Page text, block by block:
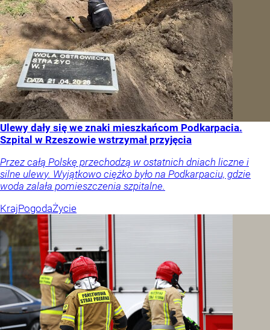
Ulewy dały się we znaki mieszkańcom Podkarpacia.
Szpital w Rzeszowie wstrzymał przyjęcia
Przez całą Polskę przechodzą w ostatnich dniach liczne i
silne ulewy. Wyjątkowo ciężko było na Podkarpaciu, gdzie
woda zalała pomieszczenia szpitalne.
KrajPogodaŻycie